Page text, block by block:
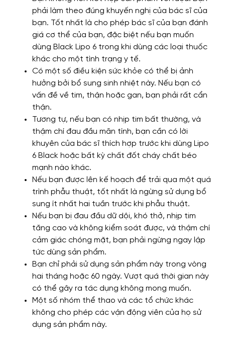
phải làm theo đúng khuyến nghị của bác sĩ của
bạn. Tốt nhất là cho phép bác sĩ của bạn đánh
giá cơ thể của bạn, đặc biệt nếu bạn muốn
dùng Black Lipo 6 trong khi dùng các loại thuốc
khác cho một tình trạng y tế.
Có một số điều kiện sức khỏe có thể bị ảnh
hưởng bởi bổ sung sinh nhiệt này. Nếu bạn có
vấn đề về tim, thận hoặc gan, bạn phải rất cẩn
thận.
Tương tự, nếu bạn có nhịp tim bất thường, và
thậm chí đau đầu mãn tính, bạn cần có lời
khuyên của bác sĩ thích hợp trước khi dùng Lipo
6 Black hoặc bất kỳ chất đốt cháy chất béo
mạnh nào khác.
Nếu bạn được lên kế hoạch để trải qua một quá
trình phẫu thuật, tốt nhất là ngừng sử dụng bổ
sung ít nhất hai tuần trước khi phẫu thuật.
Nếu bạn bị đau đầu dữ dội, khó thở, nhịp tim
tăng cao và không kiểm soát được, và thậm chí
cảm giác chóng mặt, bạn phải ngừng ngay lập
tức dùng sản phẩm.
Bạn chỉ phải sử dụng sản phẩm này trong vòng
hai tháng hoặc 60 ngày. Vượt quá thời gian này
có thể gây ra tác dụng không mong muốn.
Một số nhóm thể thao và các tổ chức khác
không cho phép các vận động viên của họ sử
dụng sản phẩm này.